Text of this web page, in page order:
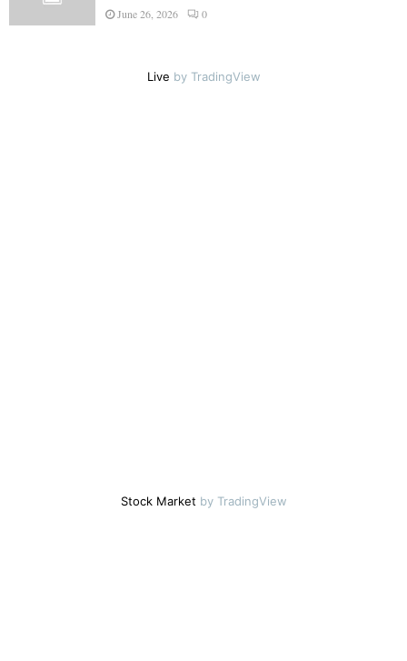
June 26, 2026 0
Live by TradingView
Stock Market by TradingView